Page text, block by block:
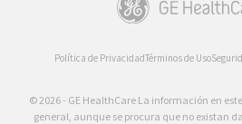
Política de PrivacidadTérminos de Uso
© 2026 - GE HealthCare La información en
general, aunque se procura que no existan